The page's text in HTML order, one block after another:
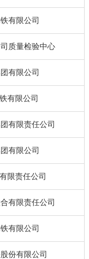
有限公司
质量检验中心
有限公司
有限公司
有限责任公司
有限公司
限责任公司
有限责任公司
有限公司
份有限公司